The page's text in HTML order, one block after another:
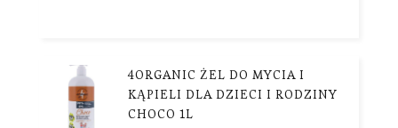
4ORGANIC ŻEL DO MYCIA I
KĄPIELI DLA DZIECI I RODZINY
CHOCO 1L